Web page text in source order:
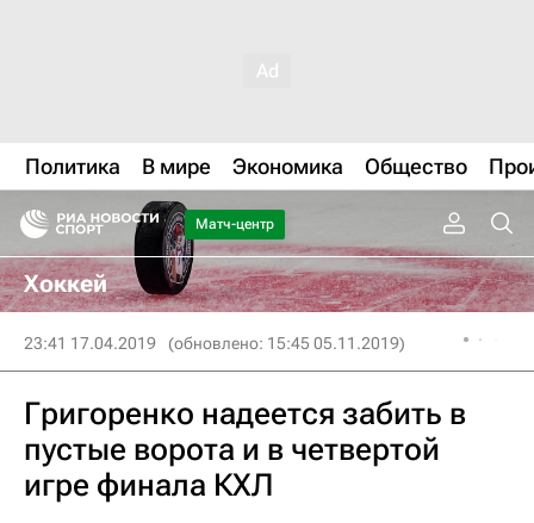
Политика В мире Экономика Общество
Матч-центр
Хоккей
23:41 17.04.2019 (обновлено: 15:45 05.11.2019)
Григоренко надеется забить в
пустые ворота и в четвертой
игре финала КХЛ